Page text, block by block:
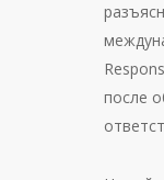
после